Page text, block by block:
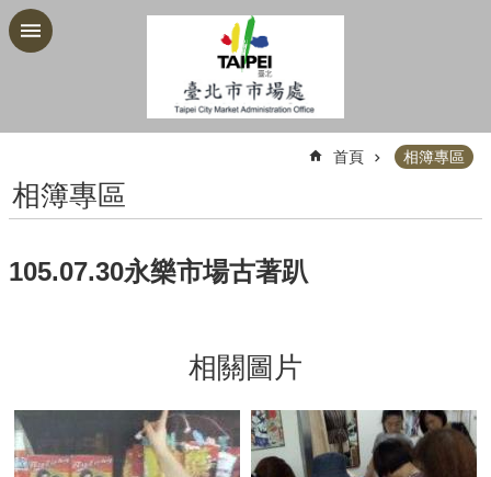
跳到主要內容區塊
首頁 相簿專區
相簿專區
105.07.30永樂市場古著趴
相關圖片